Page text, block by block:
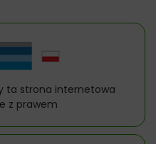
ta strona internetowa
z prawem